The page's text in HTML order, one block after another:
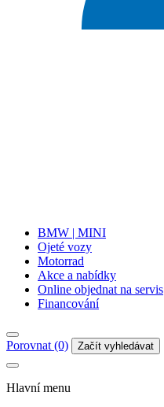
BMW | MINI
Ojeté vozy
Motorrad
Akce a nabídky
Online objednat na servis
Financování
Porovnat (0) Začít vyhledávat
Hlavní menu